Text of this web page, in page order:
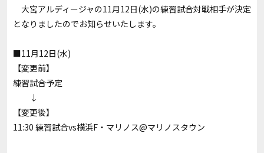
大宮アルディージャの11月12日(水)の練習試合対戦相手が決定
となりましたのでお知らせいたします。
■11月12日(水)
【変更前】
練習試合予定
↓
【変更後】
11:30 練習試合vs横浜F・マリノス@マリノスタウン